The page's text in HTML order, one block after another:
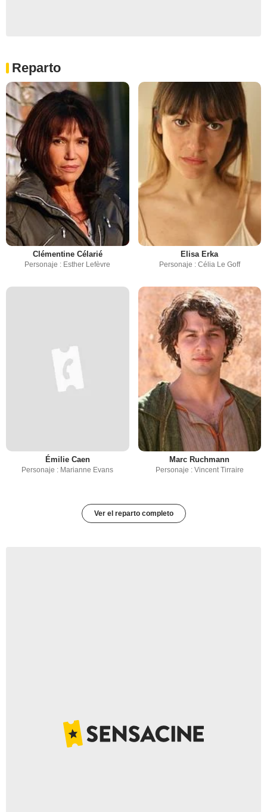
Reparto
Clémentine Célarié
Personaje : Esther Lefèvre
Elisa Erka
Personaje : Célia Le Goff
Émilie Caen
Personaje : Marianne Evans
Marc Ruchmann
Personaje : Vincent Tirraire
Ver el reparto completo